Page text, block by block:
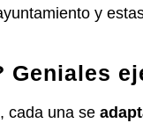
y
Geniales
, cada una se